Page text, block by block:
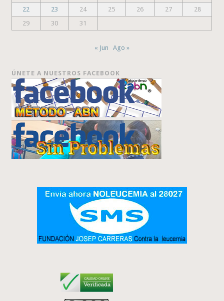
22
23 24 25 26 27
28
29
30 31
« Jun Ago »
ÚNETE A NUESTROS FACEBOOK